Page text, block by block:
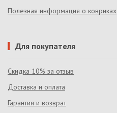
Полезная информация о ковриках
Для покупателя
Скидка 10% за отзыв
Доставка и оплата
Гарантия и возврат